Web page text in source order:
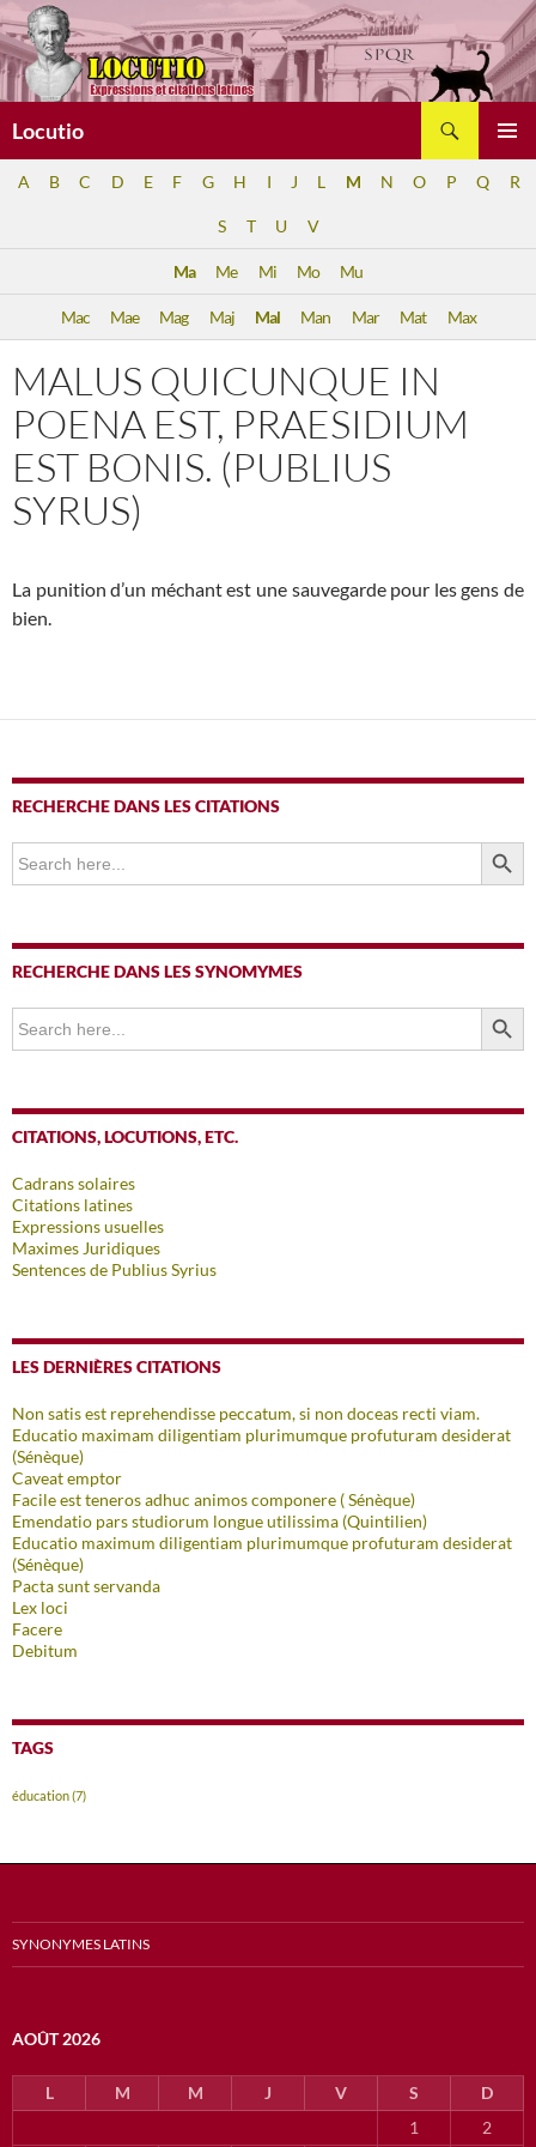
Aller
au
contenu
Locutio
A B C D E F G H I J L M N O P Q R
S T U V
Ma Me Mi Mo Mu
Mac Mae Mag Maj Mal Man Mar Mat Max
MALUS QUICUNQUE IN
POENA EST, PRAESIDIUM
EST BONIS. (PUBLIUS
SYRUS)
La punition d’un méchant est une sauvegarde pour les gens de
bien.
RECHERCHE DANS LES CITATIONS
Search
for:
SEARCH
RECHERCHE DANS LES SYNOMYMES
Search
for:
SEARCH
CITATIONS, LOCUTIONS, ETC.
Cadrans solaires
Citations latines
Expressions usuelles
Maximes Juridiques
Sentences de Publius Syrius
LES DERNIÈRES CITATIONS
Non satis est reprehendisse peccatum, si non doceas recti viam.
Educatio maximam diligentiam plurimumque profuturam desiderat
(Sénèque)
Caveat emptor
Facile est teneros adhuc animos componere ( Sénèque)
Emendatio pars studiorum longue utilissima (Quintilien)
Educatio maximum diligentiam plurimumque profuturam desiderat
(Sénèque)
Pacta sunt servanda
Lex loci
Facere
Debitum
TAGS
éducation(7)
SYNONYMES LATINS
AOÛT 2026
L M M J V S
D
1
2